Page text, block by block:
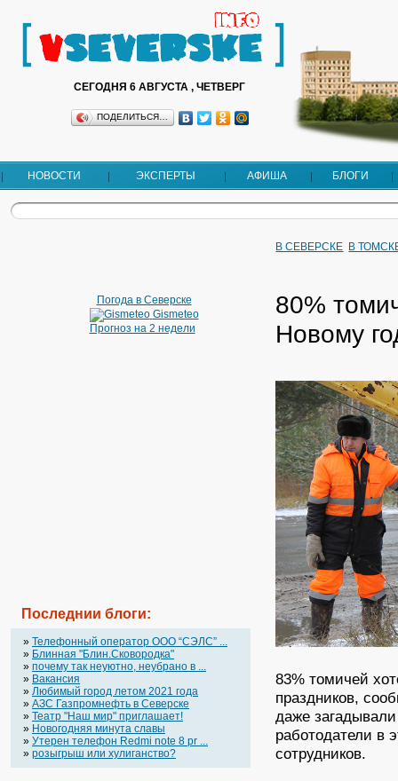
СЕГОДНЯ 6 АВГУСТА , ЧЕТВЕРГ
ПОДЕЛИТЬСЯ…
НОВОСТИ ЭКСПЕРТЫ АФИША БЛОГИ
Погода в Северске
Gismeteo
Прогноз на 2 недели
Последнии блоги:
» Телефонный оператор OOO “СЭЛС” ...
» Блинная "Блин.Сковородка"
» почему так неуютно, неубрано в ...
» Вакансия
» Любимый город летом 2021 года
» АЗС Газпромнефть в Северске
» Театр "Наш мир" приглашает!
» Новогодняя минута славы
» Утерен телефон Redmi note 8 pr ...
» розыгрыш или хулиганство?
В СЕВЕРСКЕ В
80%
Новому
83% томичей
праздников,
даже
работодатели в
сотрудников.